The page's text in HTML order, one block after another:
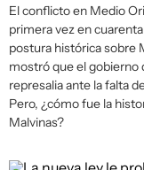
El conflicto en Medio
primera vez en
postura histórica sobre
mostró que el gobierno
represalia ante la falta
Pero, ¿cómo fue la
Malvinas?